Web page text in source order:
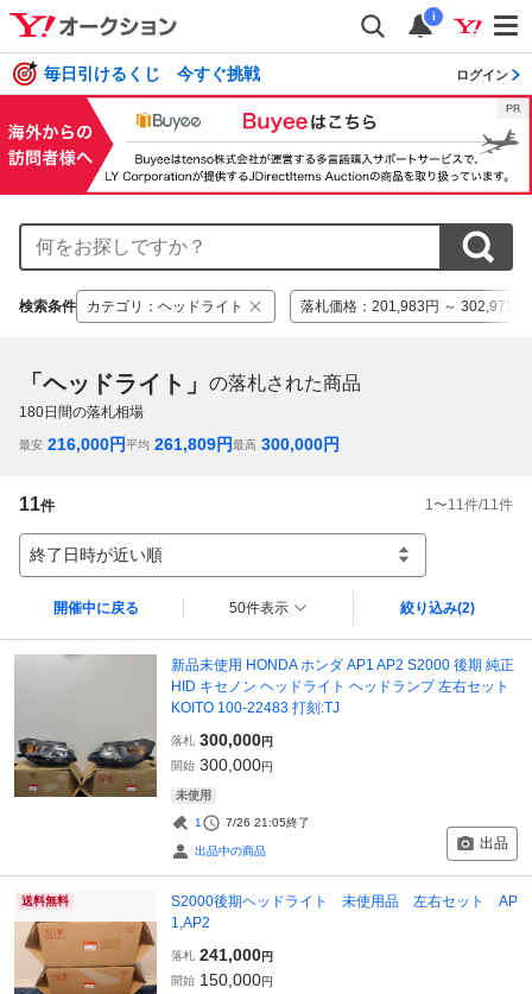
i
毎日引けるくじ 今すぐ挑戦 ログイン
検索条件 カテゴリ ： ヘッドライト 落札価格 ： 201,983円 ～ 302,973円
「ヘッドライト」 の落札された商品
180日間の落札相場
最安 216,000円平均 261,809円最高 300,000円
11件 1 〜11 件/11 件
終了日時が近い順
開催中に戻る 50件表示 絞り込み(2)
新品未使用 HONDA ホンダ AP1 AP2 S2000 後期 純正
HID キセノン ヘッドライト ヘッドランプ 左右セット
KOITO 100-22483 打刻:TJ
落札 300,000円
開始 300,000円
未使用
1 7/26 21:05終了
出品中の商品 出品
送料無料
S2000後期ヘッドライト 未使用品 左右セット AP
1,AP2
落札 241,000円
開始 150,000円